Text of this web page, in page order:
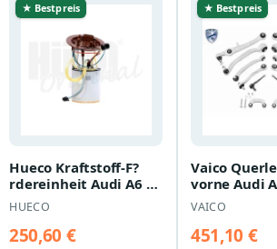
★ Bestpreis
Hueco Kraftstoff-F?
rdereinheit Audi A6 C6
C7
HUECO
250,60 €
★ Bestpreis
Vaico
vorne Audi
4833
VAICO
451,10 €